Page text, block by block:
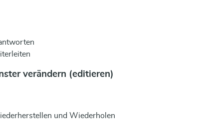
verändern (editieren)
und Wiederholen